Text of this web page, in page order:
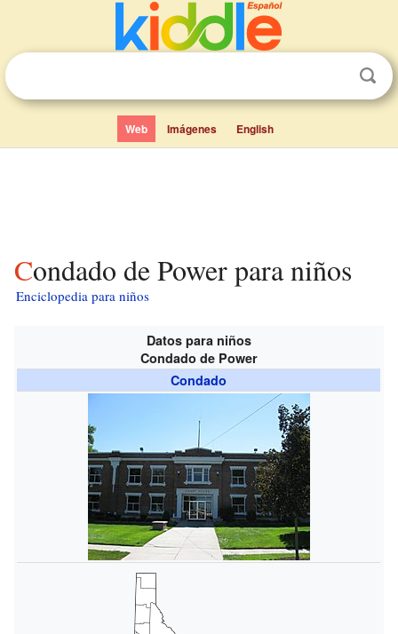
Web Imágenes English
Condado de Power para niños
Enciclopedia para niños
Datos para niños
Condado de Power
Condado